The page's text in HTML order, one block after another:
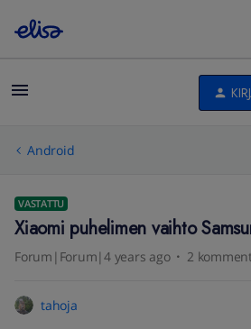
Android
VASTATTU
Xiaomi puhelimen vaihto
Forum|Forum|4 years ago 2
tahoja